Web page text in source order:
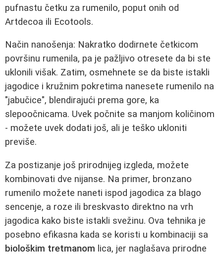
pufnastu četku za rumenilo, poput onih od
Artdecoa ili Ecotools.
Način nanošenja: Nakratko dodirnete četkicom
površinu rumenila, pa je pažljivo otresete da bi ste
uklonili višak. Zatim, osmehnete se da biste istakli
jagodice i kružnim pokretima nanesete rumenilo na
"jabučice", blendirajući prema gore, ka
slepoočnicama. Uvek počnite sa manjom količinom
- možete uvek dodati još, ali je teško ukloniti
previše.
Za postizanje još prirodnijeg izgleda, možete
kombinovati dve nijanse. Na primer, bronzano
rumenilo možete naneti ispod jagodica za blago
sencenje, a roze ili breskvasto direktno na vrh
jagodica kako biste istakli svežinu. Ova tehnika je
posebno efikasna kada se koristi u kombinaciji sa
biološkim tretmanom lica, jer naglašava prirodne